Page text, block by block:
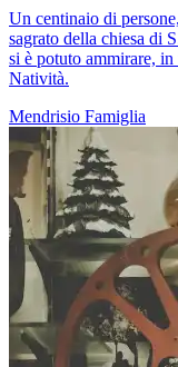
Un centinaio di
sagrato della chiesa di
si è potuto ammirare,
Natività.
Mendrisio Famiglia